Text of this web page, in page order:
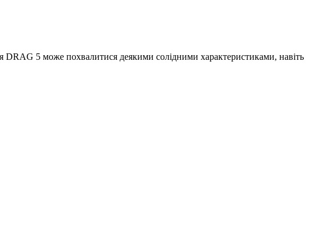
DRAG 5 може похвалитися деякими солідними характеристиками, навіть